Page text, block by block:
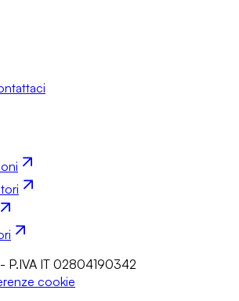
P.IVA IT 02804190342
cookie